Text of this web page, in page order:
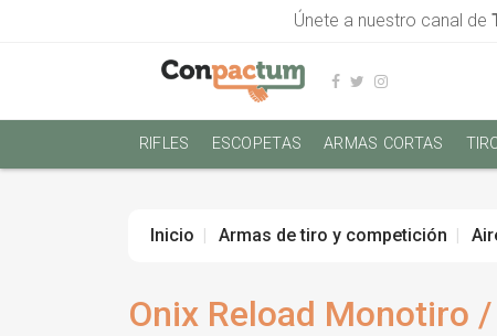
Únete a nuestro canal de
RIFLES ESCOPETAS ARMAS CORTAS
Inicio Armas de tiro y competición
Onix Reload Monotiro